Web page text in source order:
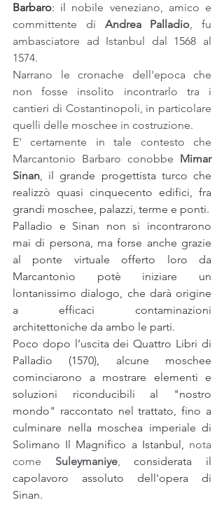
Barbaro: il
nobile veneziano, amico e
committente di Andrea Palladio, fu
ambasciatore ad Istanbul dal 1568 al
1574.
Narrano le cronache dell'epoca che
non fosse insolito incontrarlo tra i
cantieri di Costantinopoli, in particolare
quelli delle moschee in costruzione.
E' certamente in tale contesto che
Marcantonio Barbaro conobbe Mimar
Sinan, il grande progettista turco che
realizzò quasi cinquecento edifici, fra
grandi moschee, palazzi, terme e ponti.
Palladio e Sinan non si incontrarono
mai di persona, ma forse anche grazie
al ponte virtuale offerto loro da
Marcantonio potè iniziare un
lontanissimo dialogo, che darà origine
a efficaci contaminazioni
architettoniche da ambo le parti.
Poco dopo l’uscita dei Quattro Libri di
Palladio (1570), alcune moschee
cominciarono a mostrare elementi e
soluzioni riconducibili al "nostro
mondo" raccontato nel trattato, fino a
culminare nella moschea imperiale di
Solimano Il Magnifico a Istanbul, nota
come Suleymaniye, considerata il
capolavoro assoluto dell'opera di
Sinan.